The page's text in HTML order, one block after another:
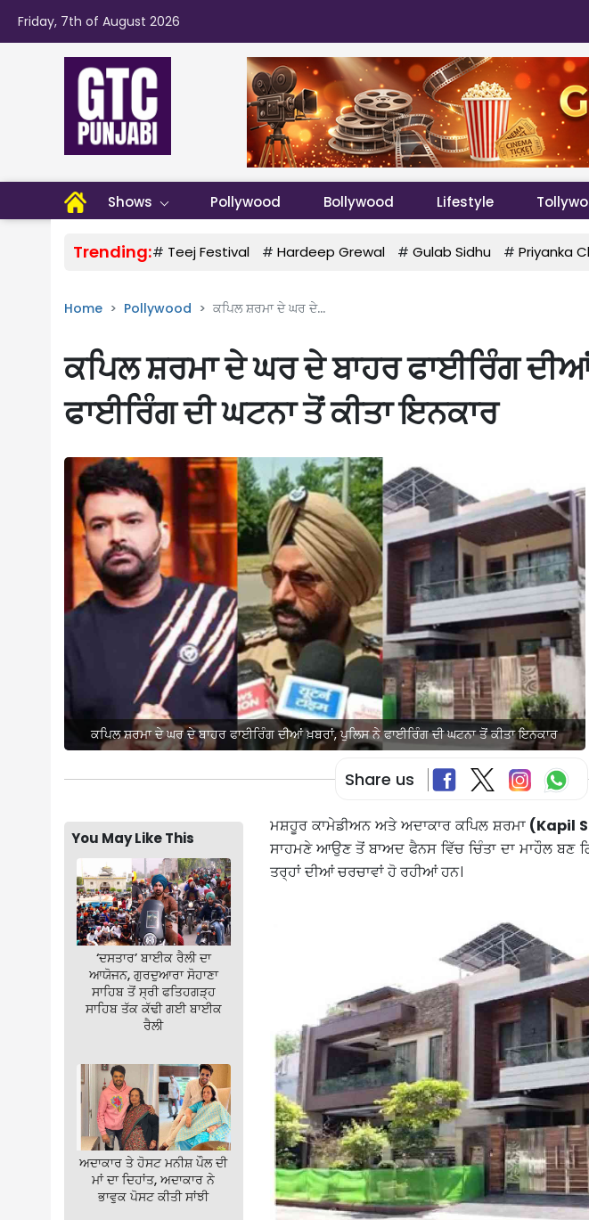
Friday, 7th of August 2026
Shows Pollywood Bollywood Lifestyle
Trending:# Teej Festival # Hardeep Grewal # Gulab Sidhu # Priyanka
Home Pollywood ਕਪਿਲ ਸ਼ਰਮਾ ਦੇ ਘਰ ਦੇ...
ਕਪਿਲ ਸ਼ਰਮਾ ਦੇ ਘਰ ਦੇ ਬਾਹਰ ਫਾਈਰਿੰਗ
ਫਾਈਰਿੰਗ ਦੀ ਘਟਨਾ ਤੋਂ ਕੀਤਾ ਇਨਕਾਰ
ਕਪਿਲ ਸ਼ਰਮਾ ਦੇ ਘਰ ਦੇ ਬਾਹਰ ਫਾਈਰਿੰਗ ਦੀਆਂ ਖ਼ਬਰਾਂ, ਪੁਲਿਸ ਨੇ ਫਾਈਰਿੰਗ ਦੀ ਘਟਨਾ ਤੋਂ ਕੀਤਾ ਇਨਕਾਰ
Share us
You May Like This
‘ਦਸਤਾਰ’ ਬਾਈਕ ਰੈਲੀ ਦਾ
ਆਯੋਜਨ, ਗੁਰਦੁਆਰਾ ਸੋਹਾਣਾ
ਸਾਹਿਬ ਤੋਂ ਸ੍ਰੀ ਫਤਿਹਗੜ੍ਹ
ਸਾਹਿਬ ਤੱਕ ਕੱਢੀ ਗਈ ਬਾਈਕ
ਰੈਲੀ
ਅਦਾਕਾਰ ਤੇ ਹੋਸਟ ਮਨੀਸ਼ ਪੌਲ ਦੀ
ਮਾਂ ਦਾ ਦਿਹਾਂਤ, ਅਦਾਕਾਰ ਨੇ
ਭਾਵੁਕ ਪੋਸਟ ਕੀਤੀ ਸਾਂਝੀ
ਮਸ਼ਹੂਰ ਕਾਮੇਡੀਅਨ ਅਤੇ ਅਦਾਕਾਰ ਕਪਿਲ ਸ਼ਰਮਾ(Kapil
ਸਾਹਮਣੇ ਆਉਣ ਤੋਂ ਬਾਅਦ ਫੈਨਸ ਵਿੱਚ ਚਿੰਤਾ ਦਾ ਮਾਹੌਲ
ਤਰ੍ਹਾਂ ਦੀਆਂ ਚਰਚਾਵਾਂ ਹੋ ਰਹੀਆਂ ਹਨ।